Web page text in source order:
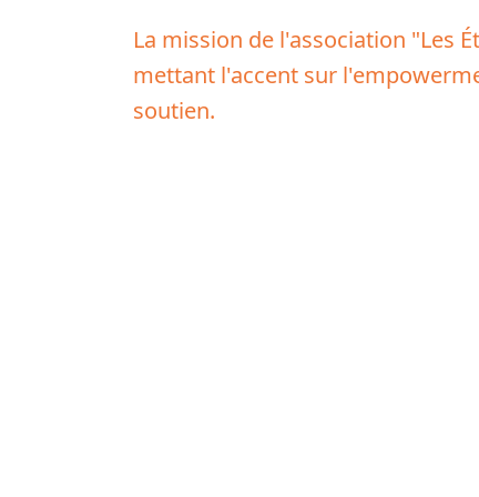
La mission de l'association "Les
mettant l'accent sur
soutien.